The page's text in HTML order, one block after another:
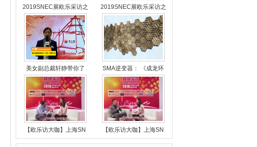
2019SNEC展欧乐采访之 2019SNEC展欧乐采访之
美女副总裁轩静带你了 SMA逆变器： 《成龙环
【欧乐访大咖】上海SN 【欧乐访大咖】上海SN